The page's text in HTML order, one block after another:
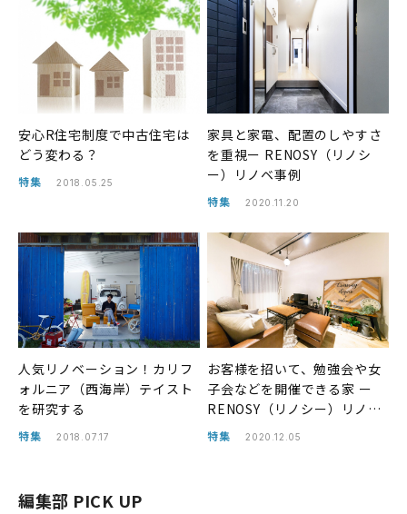
安心R住宅制度で中古住宅は
どう変わる？
特集 2018.05.25
家具と家電、配置のしやすさ
を重視ー RENOSY（リノシ
ー）リノベ事例
特集 2020.11.20
人気リノベーション！カリフ
ォルニア（西海岸）テイスト
を研究する
特集 2018.07.17
お客様を招いて、勉強会や女
子会などを開催できる家 ー
RENOSY（リノシー）リノベ
事例
特集 2020.12.05
編集部 PICK UP